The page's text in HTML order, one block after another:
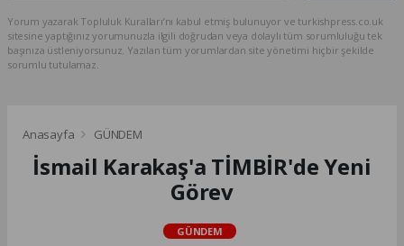
Yorum yazarak Topluluk Kuralları’nı kabul etmiş bulunuyor ve turkishpress.co.uk
sitesine yaptığınız yorumunuzla ilgili doğrudan veya dolaylı tüm sorumluluğu tek
başınıza üstleniyorsunuz. Yazılan tüm yorumlardan site yönetimi hiçbir şekilde
sorumlu tutulamaz.
Anasayfa GÜNDEM
İsmail Karakaş'a TİMBİR'de Yeni
Görev
GÜNDEM